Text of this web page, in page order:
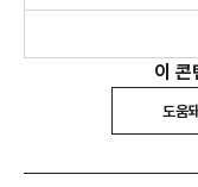
집단입니다.
이 콘
도움